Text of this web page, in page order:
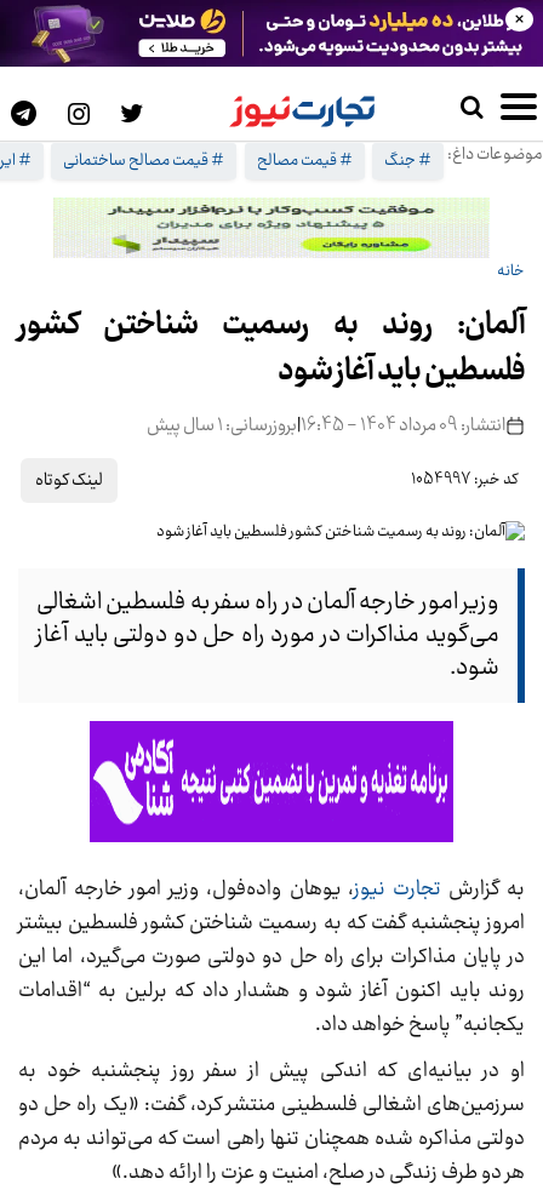
موضوعات داغ: # جنگ # قیمت مصالح # قیمت مصالح ساختمانی #
×
خانه
آلمان: روند به رسمیت شناختن کشور
فلسطین باید آغاز شود
انتشار: 09 مرداد 1404 - 16:45 |بروزرسانی: 1 سال پیش
کد خبر: 1054997 لینک کوتاه
وزیر امور خارجه آلمان در راه سفر به فلسطین اشغالی
می‌گوید مذاکرات در مورد راه حل دو دولتی باید آغاز
شود.
به گزارش تجارت نیوز، یوهان واده‌فول، وزیر امور خارجه آلمان،
امروز پنجشنبه گفت که به رسمیت شناختن کشور فلسطین بیشتر
در پایان مذاکرات برای راه حل دو دولتی صورت می‌گیرد، اما این
روند باید اکنون آغاز شود و هشدار داد که برلین به “اقدامات
یکجانبه” پاسخ خواهد داد.
او در بیانیه‌ای که اندکی پیش از سفر روز پنجشنبه خود به
سرزمین‌های اشغالی فلسطینی منتشر کرد، گفت: «یک راه حل دو
دولتی مذاکره شده همچنان تنها راهی است که می‌تواند به مردم
هر دو طرف زندگی در صلح، امنیت و عزت را ارائه دهد.»